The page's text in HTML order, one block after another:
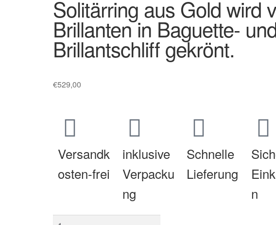
Solitärring aus Gold wird
Brillanten in Baguette-
Brillantschliff gekrönt.
€529,00
Versandk
osten-frei
inklusive
Verpacku
ng
Schnelle
Lieferung
n